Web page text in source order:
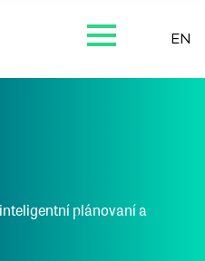
EN
plánovaní a